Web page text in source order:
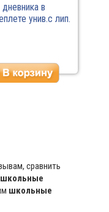
в
унив.с лип.
17.38
сравнить
школьные
школьные